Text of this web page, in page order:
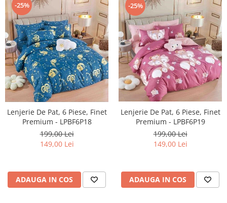
-25%
Lenjerie De Pat, 6 Piese, Finet
Premium - LPBF6P18
199,00 Lei
149,00 Lei
ADAUGA IN COS
-25%
Lenjerie De Pat, 6 Piese, Finet
Premium - LPBF6P19
199,00 Lei
149,00 Lei
ADAUGA IN COS